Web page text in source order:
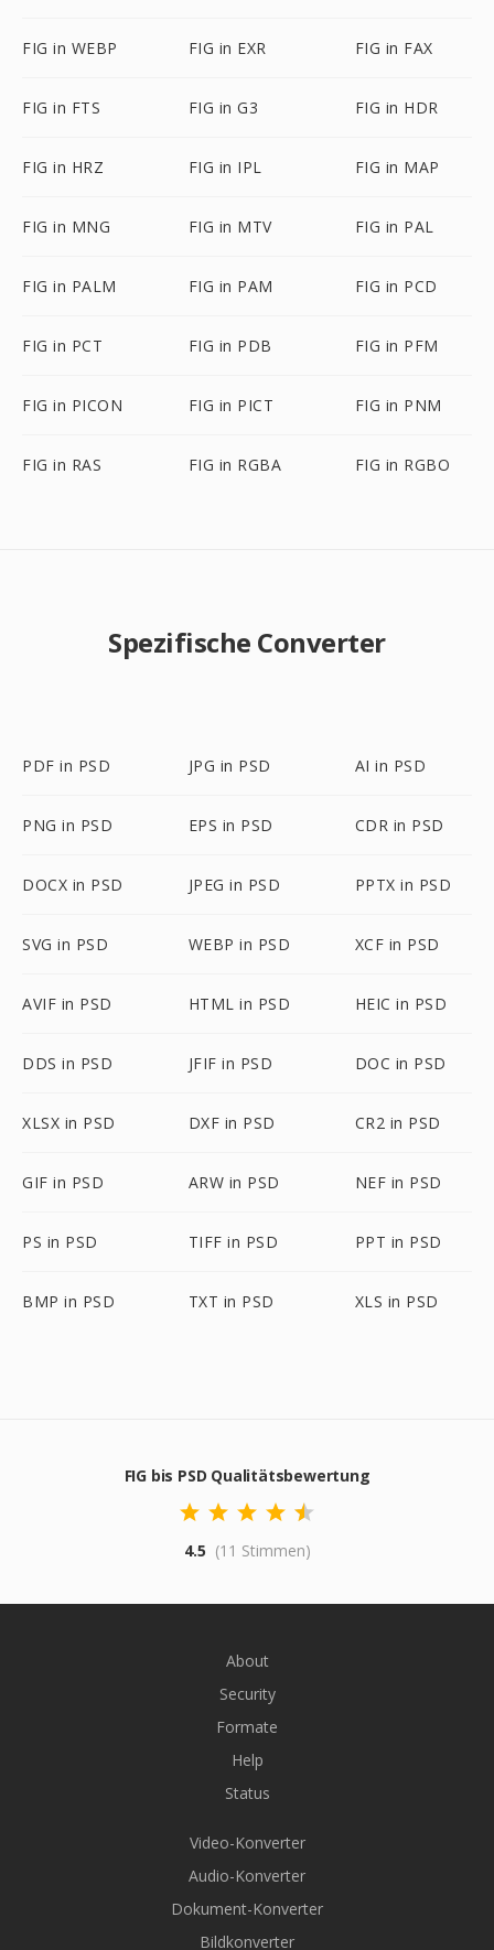
FIG in WEBP FIG in EXR FIG in FAX
FIG in FTS FIG in G3 FIG in HDR
FIG in HRZ FIG in IPL FIG in MAP
FIG in MNG FIG in MTV FIG in PAL
FIG in PALM FIG in PAM FIG in PCD
FIG in PCT FIG in PDB FIG in PFM
FIG in PICON FIG in PICT FIG in PNM
FIG in RAS FIG in RGBA FIG in RGBO
Spezifische Converter
PDF in PSD JPG in PSD AI in PSD
PNG in PSD EPS in PSD CDR in PSD
DOCX in PSD JPEG in PSD PPTX in PSD
SVG in PSD WEBP in PSD XCF in PSD
AVIF in PSD HTML in PSD HEIC in PSD
DDS in PSD JFIF in PSD DOC in PSD
XLSX in PSD DXF in PSD CR2 in PSD
GIF in PSD ARW in PSD NEF in PSD
PS in PSD TIFF in PSD PPT in PSD
BMP in PSD TXT in PSD XLS in PSD
FIG bis PSD Qualitätsbewertung
4.5 (11 Stimmen)
About
Security
Formate
Help
Status
Video-Konverter
Audio-Konverter
Dokument-Konverter
Bildkonverter